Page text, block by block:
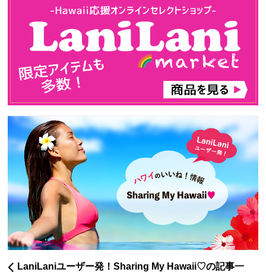
LaniLaniユーザー発！Sharing My Hawaii♡の記事一